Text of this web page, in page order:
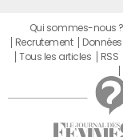
Qui sommes-nous ?
Recrutement
Tous les articles
RSS